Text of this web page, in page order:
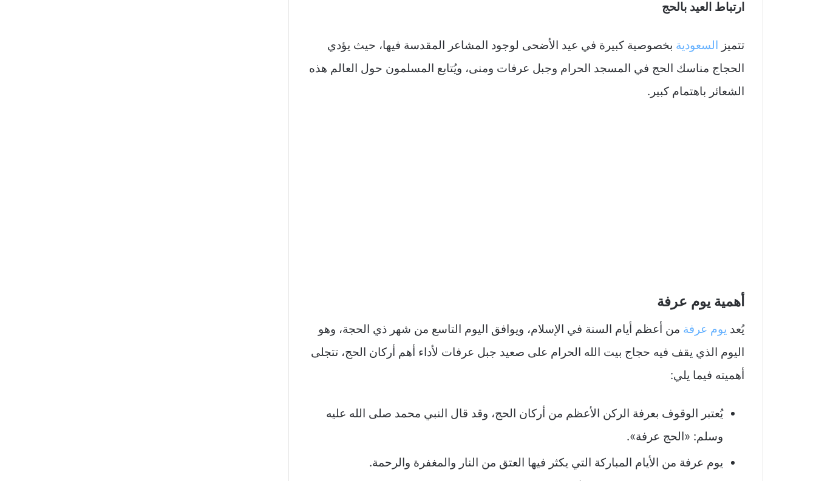
ارتباط العيد بالحج
تتميز السعودية بخصوصية كبيرة في عيد الأضحى لوجود المشاعر المقدسة فيها، حيث يؤدي
الحجاج مناسك الحج في المسجد الحرام وجبل عرفات ومنى، ويُتابع المسلمون حول العالم هذه
الشعائر باهتمام كبير.
أهمية يوم عرفة
يُعد يوم عرفة من أعظم أيام السنة في الإسلام، ويوافق اليوم التاسع من شهر ذي الحجة، وهو
اليوم الذي يقف فيه حجاج بيت الله الحرام على صعيد جبل عرفات لأداء أهم أركان الحج، تتجلى
أهميته فيما يلي:
يُعتبر الوقوف بعرفة الركن الأعظم من أركان الحج، وقد قال النبي محمد صلى الله عليه
وسلم: «الحج عرفة».
يوم عرفة من الأيام المباركة التي يكثر فيها العتق من النار والمغفرة والرحمة.